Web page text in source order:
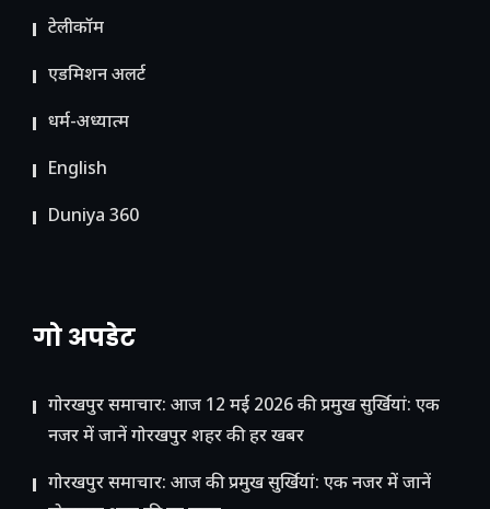
टेलीकॉम
ए​डमिशन अलर्ट
धर्म-अध्यात्म
English
Duniya 360
गो अपडेट
गोरखपुर समाचार: आज 12 मई 2026 की प्रमुख सुर्खियां: एक
नजर में जानें गोरखपुर शहर की हर खबर
गोरखपुर समाचार: आज की प्रमुख सुर्खियां: एक नजर में जानें